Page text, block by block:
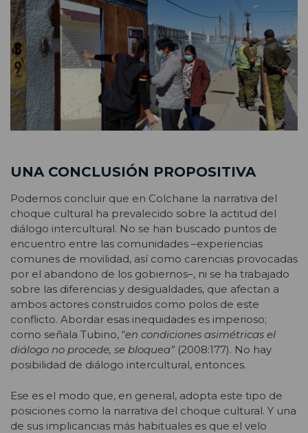
UNA CONCLUSIÓN PROPOSITIVA
Podemos concluir que en Colchane la narrativa del
choque cultural ha prevalecido sobre la actitud del
diálogo intercultural. No se han buscado puntos de
encuentro entre las comunidades –experiencias
comunes de movilidad, así como carencias provocadas
por el abandono de los gobiernos–, ni se ha trabajado
sobre las diferencias y desigualdades, que afectan a
ambos actores construidos como polos de este
conflicto. Abordar esas inequidades es imperioso;
como señala Tubino, “en condiciones asimétricas el
diálogo no procede, se bloquea” (2008:177). No hay
posibilidad de diálogo intercultural, entonces.
Ese es el modo que, en general, adopta este tipo de
posiciones como la narrativa del choque cultural. Y una
de sus implicancias más habituales es que el velo